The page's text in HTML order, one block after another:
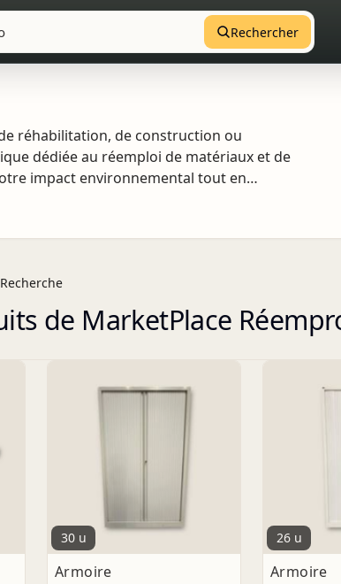
Rechercher
réhabilitation, de construction ou
dédiée au réemploi de matériaux et de
impact environnemental tout en
pas immédiatement le produit
responsable.
Recherche
de MarketPlace
30 u
Armoire
26 u
Armoire